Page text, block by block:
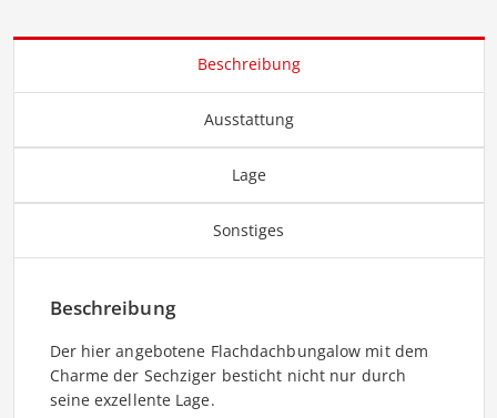
Beschreibung
Ausstattung
Lage
Sonstiges
Beschreibung
Der hier angebotene Flachdachbungalow mit dem
Charme der Sechziger besticht nicht nur durch
seine exzellente Lage.